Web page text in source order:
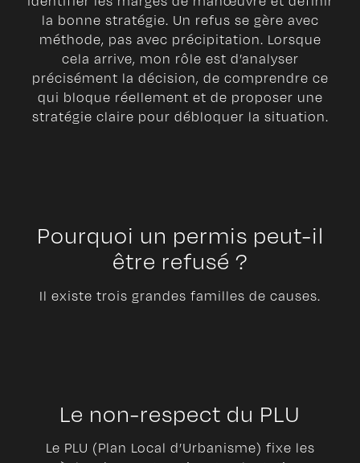
la bonne stratégie. Un refus se gère avec
méthode, pas avec précipitation. Lorsque
cela arrive, mon rôle est d’analyser
précisément la décision, de comprendre ce
qui bloque réellement et de proposer une
stratégie claire pour débloquer la situation.
Pourquoi un permis peut-il
être refusé ?
Il existe trois grandes familles de causes.
Le non-respect du PLU
Le PLU (Plan Local d’Urbanisme) fixe les